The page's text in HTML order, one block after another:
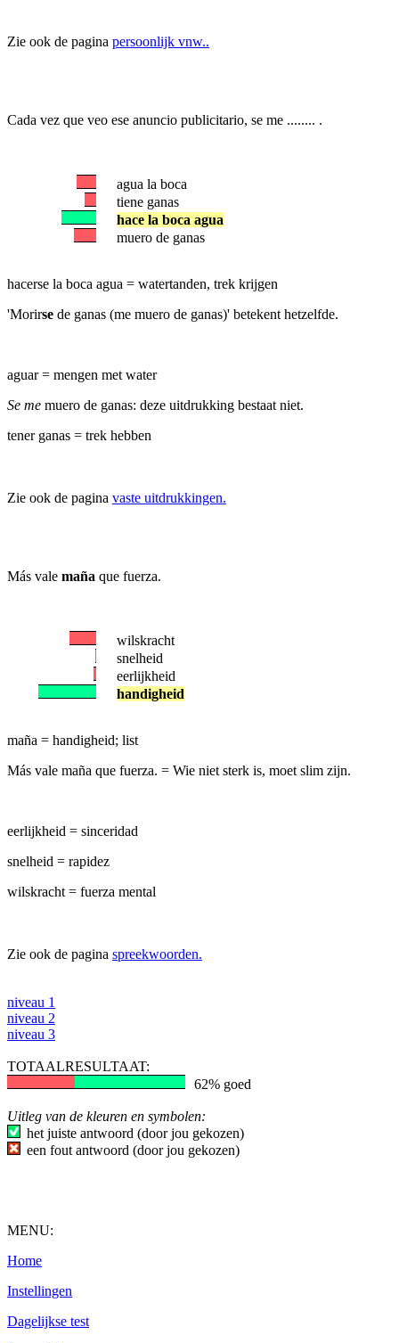
Zie ook de pagina persoonlijk vnw..
Cada vez que veo ese anuncio publicitario, se me ........ .
agua la boca
tiene ganas
hace la boca agua
muero de ganas
hacerse la boca agua = watertanden, trek krijgen
'Morirse de ganas (me muero de ganas)' betekent hetzelfde.
aguar = mengen met water
Se me muero de ganas: deze uitdrukking bestaat niet.
tener ganas = trek hebben
Zie ook de pagina vaste uitdrukkingen.
Más vale maña que fuerza.
wilskracht
snelheid
eerlijkheid
handigheid
maña = handigheid; list
Más vale maña que fuerza. = Wie niet sterk is, moet slim zijn.
eerlijkheid = sinceridad
snelheid = rapidez
wilskracht = fuerza mental
Zie ook de pagina spreekwoorden.
niveau 1
niveau 2
niveau 3
TOTAALRESULTAAT:
62% goed
Uitleg van de kleuren en symbolen:
het juiste antwoord (door jou gekozen)
een fout antwoord (door jou gekozen)
MENU:
Home
Instellingen
Dagelijkse test